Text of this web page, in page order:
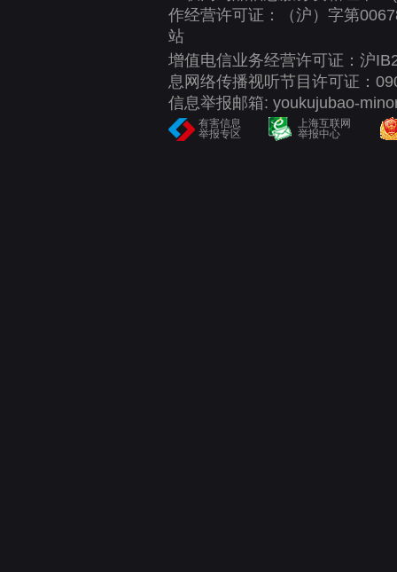
作经营许可证：（沪）字第
站
增值电信业务经营许可证：沪
息网络传播视听节目许可证：
信息举报邮箱: youkujubao-
有害信息
举报专区
上海互联网
举报中心